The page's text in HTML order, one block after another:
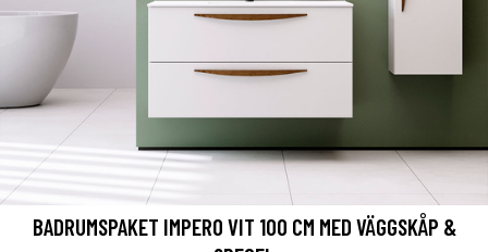
BADRUMSPAKET IMPERO VIT 100 CM MED VÄGGSKÅP &